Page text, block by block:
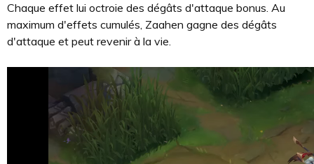
Chaque effet lui octroie des dégâts d'attaque bonus. Au
maximum d'effets cumulés, Zaahen gagne des dégâts
d'attaque et peut revenir à la vie.